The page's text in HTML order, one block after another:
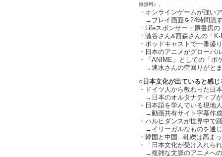
録無料）。
・オンラインゲームが強い
→プレイ画面を24時間流
・Lifeスポンサー：原書房の
・澁谷さん&西森さんの「
・ポッドキャストで一番盛
・日本のアニメがグローバ
・「ANIME」としての「ポ
→速水さんの空回りがと
○日本文化が出ていると感
・ドイツ人から教わった日
→日本のオルタナティブ
・日本語を学んでいる現地
→動画共有サイト字幕作
・ハルヒダンスが世界中で
→イリーガルなものを通
・韓国と中国...軋轢は高ま
・「日本文化が受け入れら
→複雑な文脈のアニメへ